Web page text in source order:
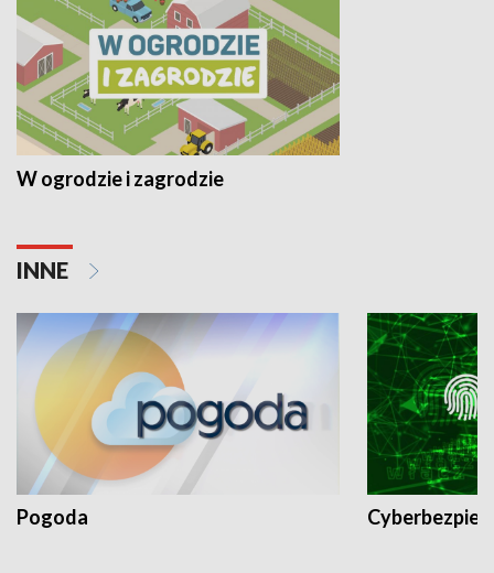
W ogrodzie i zagrodzie
INNE
Pogoda